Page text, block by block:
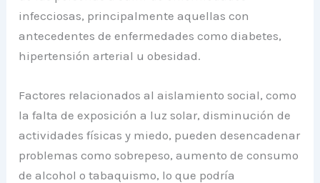
infecciosas, principalmente aquellas con
antecedentes de enfermedades como diabetes,
hipertensión arterial u obesidad.
Factores relacionados al aislamiento social, como
la falta de exposición a luz solar, disminución de
actividades físicas y miedo, pueden desencadenar
problemas como sobrepeso, aumento de consumo
de alcohol o tabaquismo, lo que podría